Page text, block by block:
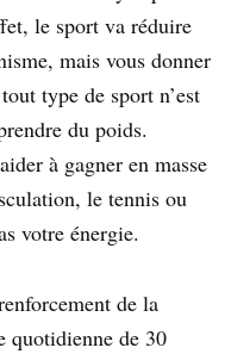
le sport va réduire
mais vous donner
type de sport n’est
du poids.
à gagner en masse
le tennis ou
votre énergie.
de la
quotidienne de 30